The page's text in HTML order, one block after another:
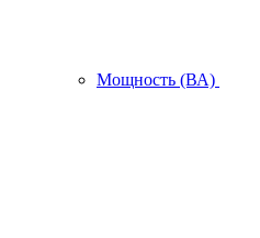
Мощность (ВА)